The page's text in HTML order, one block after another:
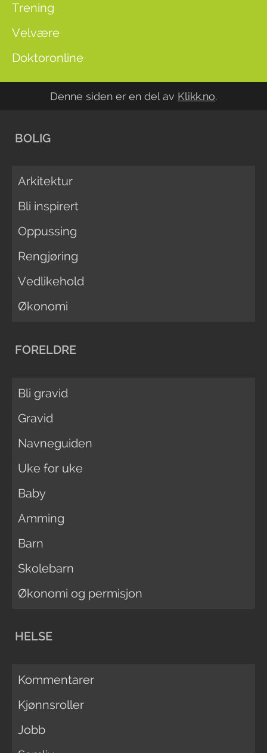
Trening
Velvære
Doktoronline
Denne siden er en del av Klikk.no.
BOLIG
Arkitektur
Bli inspirert
Oppussing
Rengjøring
Vedlikehold
Økonomi
FORELDRE
Bli gravid
Gravid
Navneguiden
Uke for uke
Baby
Amming
Barn
Skolebarn
Økonomi og permisjon
HELSE
Kommentarer
Kjønnsroller
Jobb